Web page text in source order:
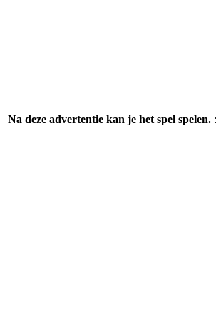
Na deze advertentie kan je het spel spelen. :